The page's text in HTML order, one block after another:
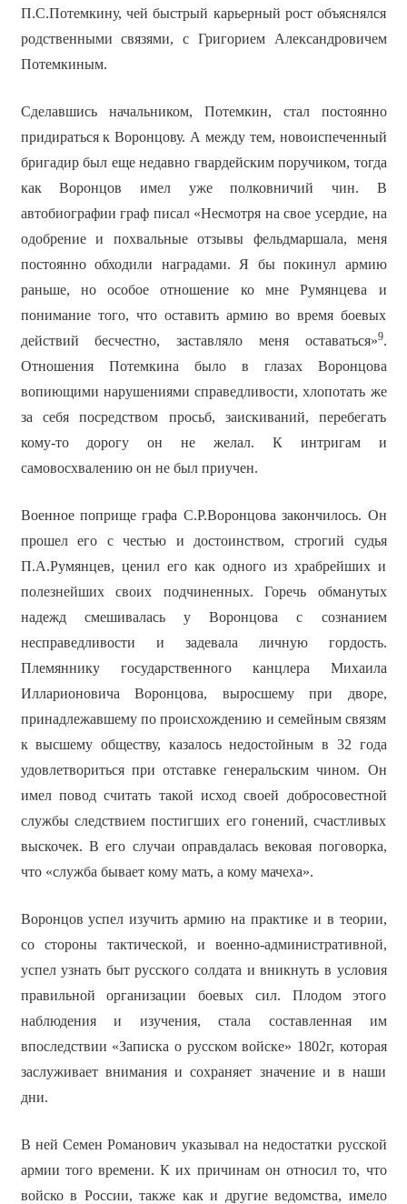
П.С.Потемкину, чей быстрый карьерный рост объяснялся
родственными связями, с Григорием Александровичем
Потемкиным.
Сделавшись начальником, Потемкин, стал постоянно
придираться к Воронцову. А между тем, новоиспеченный
бригадир был еще недавно гвардейским поручиком, тогда
как Воронцов имел уже полковничий чин. В
автобиографии граф писал «Несмотря на свое усердие, на
одобрение и похвальные отзывы фельдмаршала, меня
постоянно обходили наградами. Я бы покинул армию
раньше, но особое отношение ко мне Румянцева и
понимание того, что оставить армию во время боевых
действий бесчестно, заставляло меня оставаться»9.
Отношения Потемкина было в глазах Воронцова
вопиющими нарушениями справедливости, хлопотать же
за себя посредством просьб, заискиваний, перебегать
кому-то дорогу он не желал. К интригам и
самовосхвалению он не был приучен.
Военное поприще графа С.Р.Воронцова закончилось. Он
прошел его с честью и достоинством, строгий судья
П.А.Румянцев, ценил его как одного из храбрейших и
полезнейших своих подчиненных. Горечь обманутых
надежд смешивалась у Воронцова с сознанием
несправедливости и задевала личную гордость.
Племяннику государственного канцлера Михаила
Илларионовича Воронцова, выросшему при дворе,
принадлежавшему по происхождению и семейным связям
к высшему обществу, казалось недостойным в 32 года
удовлетвориться при отставке генеральским чином. Он
имел повод считать такой исход своей добросовестной
службы следствием постигших его гонений, счастливых
выскочек. В его случаи оправдалась вековая поговорка,
что «служба бывает кому мать, а кому мачеха».
Воронцов успел изучить армию на практике и в теории,
со стороны тактической, и военно-административной,
успел узнать быт русского солдата и вникнуть в условия
правильной организации боевых сил. Плодом этого
наблюдения и изучения, стала составленная им
впоследствии «Записка о русском войске» 1802г, которая
заслуживает внимания и сохраняет значение и в наши
дни.
В ней Семен Романович указывал на недостатки русской
армии того времени. К их причинам он относил то, что
войско в России, также как и другие ведомства, имело